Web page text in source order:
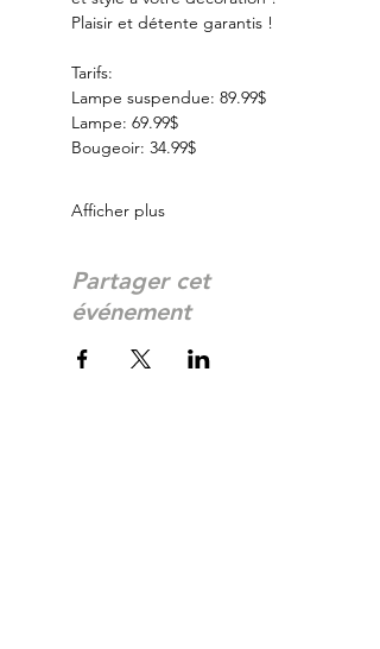
Plaisir et détente garantis !
Tarifs:
Lampe suspendue: 89.99$
Lampe: 69.99$
Bougeoir: 34.99$
Afficher plus
Partager cet
événement